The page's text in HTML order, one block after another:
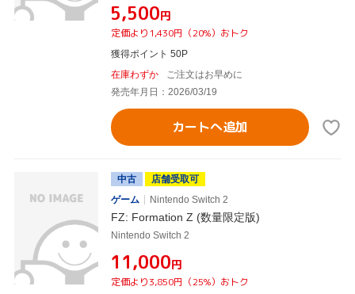
¥5,500円
定価より1,430円（20%）おトク
獲得ポイント 50P
在庫わずか
ご注文はお早めに
発売年月日：2026/03/19
カートへ追加
中古
店舗受取可
ゲーム
Nintendo Switch 2
FZ: Formation Z (数量限定版)
Nintendo Switch 2
¥11,000円
定価より3,850円（25%）おトク